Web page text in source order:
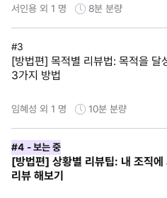
서인용 외 1 명 8분 분량
#3
[방법편] 목적별 리뷰법: 목적을 달
3가지 방법
임혜성 외 1 명 10분 분량
#4 - 보는 중
[방법편] 상황별 리뷰팁: 내 조직에
리뷰 해보기